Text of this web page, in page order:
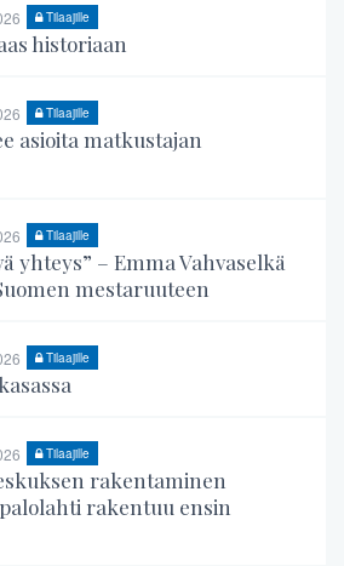
Tilaajille
historiaan
Tilaajille
asioita matkustajan
Tilaajille
yhteys” – Emma Vahvaselkä
mestaruuteen
Tilaajille
Tilaajille
rakentaminen
rakentuu ensin